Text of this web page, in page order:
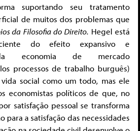
suportando seu tratamento
de muitos dos problemas que
da Filosofia do Direito. Hegel está
do efeito expansivo e
economia de mercado
processos de trabalho burguês)
social como um todo, mas ele
economistas políticos de que, no
satisfação pessoal se transforma
para a satisfação das necessidades